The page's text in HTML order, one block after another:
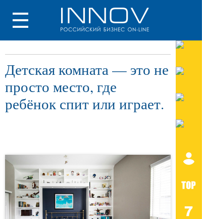
Детская комната — это не
просто место, где
ребёнок спит или играет.